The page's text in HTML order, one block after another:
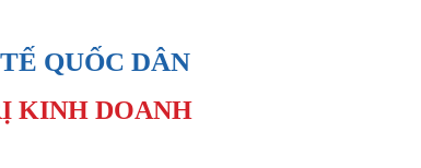
QUỐC DÂN
KINH DOANH